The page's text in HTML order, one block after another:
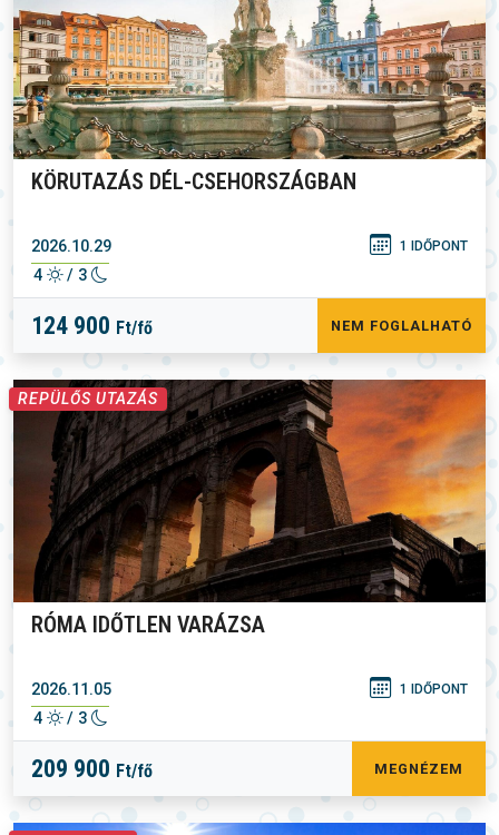
KÖRUTAZÁS DÉL-CSEHORSZÁGBAN
2026.10.29 1 IDŐPONT
4 / 3
124 900 Ft/fő NEM FOGLALHATÓ
REPÜLŐS UTAZÁS
RÓMA IDŐTLEN VARÁZSA
2026.11.05 1 IDŐPONT
4 / 3
209 900 Ft/fő MEGNÉZEM